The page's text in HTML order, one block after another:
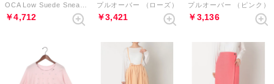
￥4,712
プルオーバー （ローズ）
￥3,421
プルオーバー （ピンク）
￥3,136